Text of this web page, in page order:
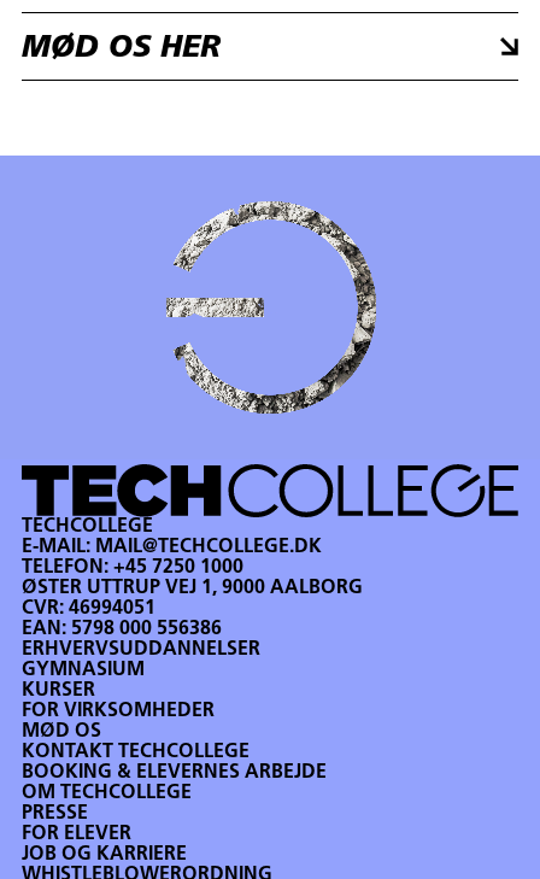
MØD OS HER
TECHCOLLEGE
E-MAIL: MAIL@TECHCOLLEGE.DK
TELEFON:+45 7250 1000
ØSTER UTTRUP VEJ 1, 9000 AALBORG
CVR: 46994051
EAN: 5798 000 556386
ERHVERVSUDDANNELSER
GYMNASIUM
KURSER
FOR VIRKSOMHEDER
MØD OS
KONTAKT TECHCOLLEGE
BOOKING & ELEVERNES ARBEJDE
OM TECHCOLLEGE
PRESSE
FOR ELEVER
JOB OG KARRIERE